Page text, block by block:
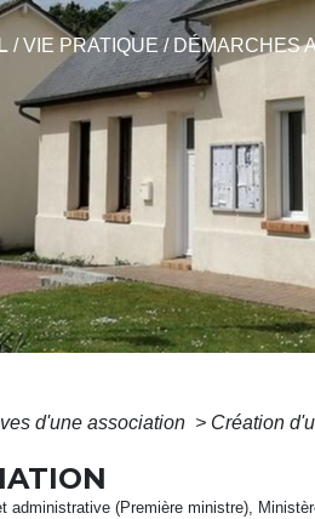
/VIE PRATIQUE / DÉMARCHES
d'une association > Création
administrative (Première ministre),